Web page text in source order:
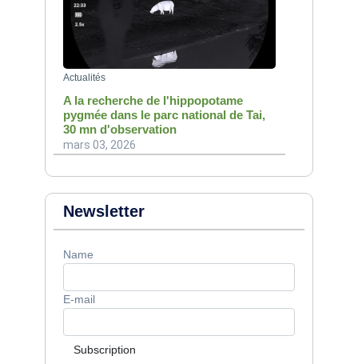
Actualités
A la recherche de l'hippopotame
pygmée dans le parc national de Tai,
30 mn d'observation
mars 03, 2026
Newsletter
Name
E-mail
Subscription